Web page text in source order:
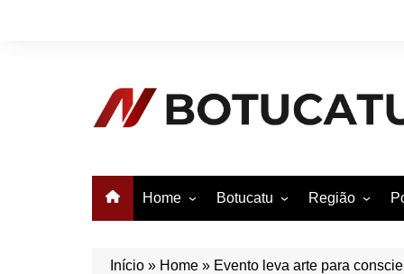
Home Botucatu
Conheça Botucatu!
Região
Bauru
Início » Home » Evento leva arte para